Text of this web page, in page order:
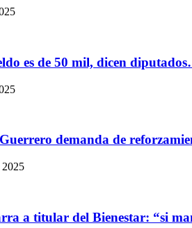
es de 50 mil, dicen
demanda de
a titular del Bienestar: “si